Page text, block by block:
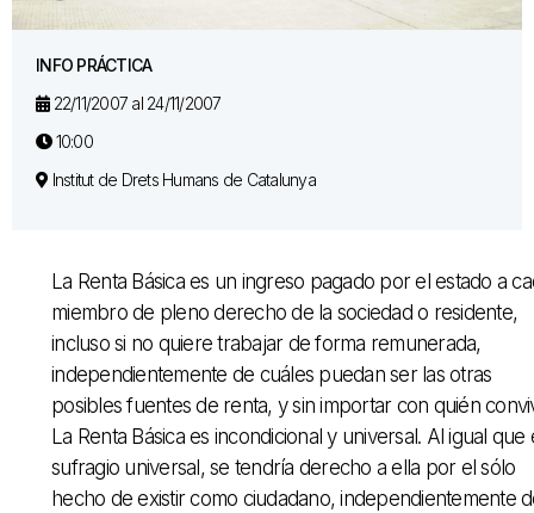
INFO PRÁCTICA
22/11/2007 al 24/11/2007
10:00
Institut de Drets Humans de Catalunya
La Renta Básica es un ingreso pagado por el estado a
miembro de pleno derecho de la sociedad o residente,
incluso si no quiere trabajar de forma remunerada,
independientemente de cuáles puedan ser las otras
posibles fuentes de renta, y sin importar con quién
La Renta Básica es incondicional y universal. Al igual que
sufragio universal, se tendría derecho a ella por el sólo
hecho de existir como ciudadano, independientemente